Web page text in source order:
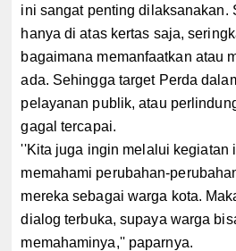
ini sangat penting dilaksanakan.
hanya di atas kertas saja,
bagaimana memanfaatkan atau
ada. Sehingga target Perda
pelayanan publik, atau
gagal tercapai.
''Kita juga ingin melalui kegiatan
memahami perubahan-
mereka sebagai warga kota.
dialog terbuka, supaya warga
memahaminya,'' paparnya.